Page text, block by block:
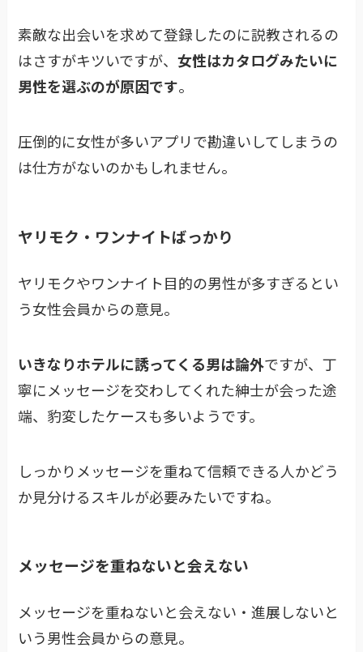
素敵な出会いを求めて登録したのに説教されるの
はさすがキツいですが、女性はカタログみたいに
男性を選ぶのが原因です。
圧倒的に女性が多いアプリで勘違いしてしまうの
は仕方がないのかもしれません。
ヤリモク・ワンナイトばっかり
ヤリモクやワンナイト目的の男性が多すぎるとい
う女性会員からの意見。
いきなりホテルに誘ってくる男は論外ですが、丁
寧にメッセージを交わしてくれた紳士が会った途
端、豹変したケースも多いようです。
しっかりメッセージを重ねて信頼できる人かどう
か見分けるスキルが必要みたいですね。
メッセージを重ねないと会えない
メッセージを重ねないと会えない・進展しないと
いう男性会員からの意見。